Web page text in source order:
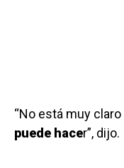
“No está muy claro
puede hacer”, dijo.